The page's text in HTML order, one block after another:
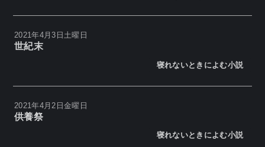
2021年4月3日土曜日
世紀末
寝れないときによむ小説
2021年4月2日金曜日
供養祭
寝れないときによむ小説